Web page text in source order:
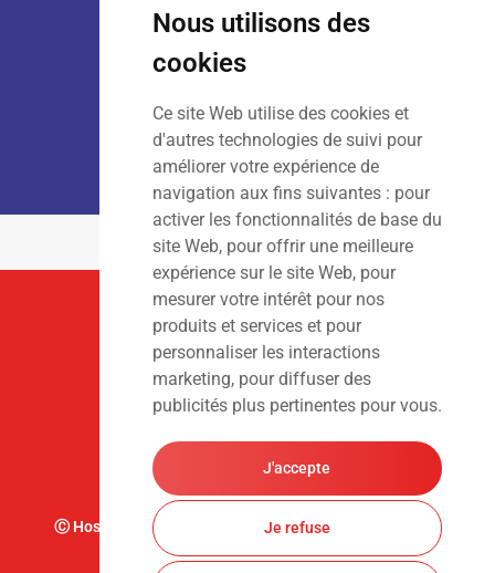
Nous utilisons des
cookies
Ce site Web utilise des cookies et
d'autres technologies de suivi pour
améliorer votre expérience de
navigation aux fins suivantes : pour
activer les fonctionnalités de base du
site Web, pour offrir une meilleure
expérience sur le site Web, pour
mesurer votre intérêt pour nos
produits et services et pour
personnaliser les interactions
marketing, pour diffuser des
publicités plus pertinentes pour vous.
J'accepte
Je refuse
: 9h00 – 13h00
Dim: Fermé
LOCATION :
Lun – Ven: 7h00 – 18h00
Sam – Dim
: Fermé
Suivez-Nous
Ⓒ Hoslet Frédéric S.A. Tous droits réservés. Design par